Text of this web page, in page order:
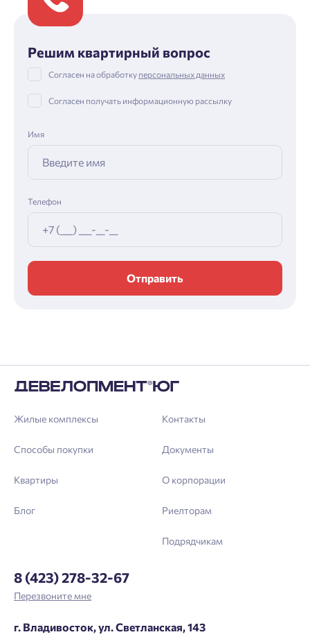
Решим квартирный вопрос
Согласен на обработку персональных данных
Согласен получать информационную рассылку
Имя
Телефон
Отправить
Жилые комплексы
Способы покупки
Квартиры
Блог
Контакты
Документы
О корпорации
Риелторам
Подрядчикам
8 (423) 278-32-67
Перезвоните мне
г. Владивосток, ул. Светланская, 143